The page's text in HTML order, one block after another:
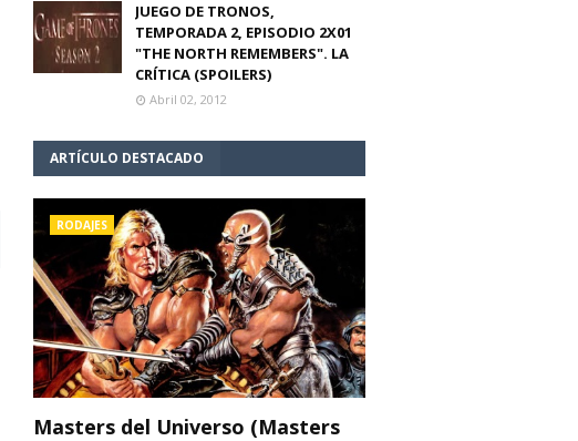
JUEGO DE TRONOS,
TEMPORADA 2, EPISODIO 2X01
"THE NORTH REMEMBERS". LA
CRÍTICA (SPOILERS)
Abril 02, 2012
ARTÍCULO DESTACADO
RODAJES
Masters del Universo (Masters